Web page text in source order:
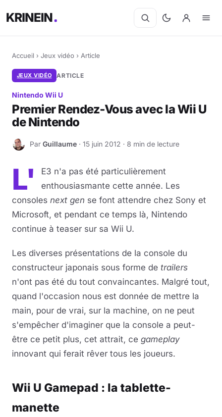
KRINEIN
Accueil › Jeux vidéo › Article
JEUX VIDÉO ARTICLE
Nintendo Wii U
Premier Rendez-Vous avec la Wii U
de Nintendo
G Par Guillaume · 15 juin 2012 · 8 min de lecture
L'
E3 n'a pas été particulièrement
enthousiasmante cette année. Les
consoles next gen se font attendre chez Sony et
Microsoft, et pendant ce temps là, Nintendo
continue à teaser sur sa Wii U.
Les diverses présentations de la console du
constructeur japonais sous forme de trailers
n'ont pas été du tout convaincantes. Malgré tout,
quand l'occasion nous est donnée de mettre la
main, pour de vrai, sur la machine, on ne peut
s'empêcher d'imaginer que la console a peut-
être ce petit plus, cet attrait, ce gameplay
innovant qui ferait rêver tous les joueurs.
Wii U Gamepad : la tablette-
manette